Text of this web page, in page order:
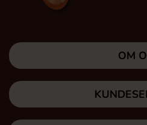
OM